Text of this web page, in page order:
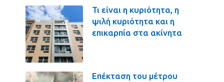
Τι είναι η κυριότητα, η
ψιλή κυριότητα και η
επικαρπία στα ακίνητα
Επέκταση του μέτρου